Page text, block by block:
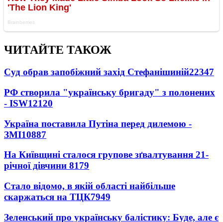
ЧИТАЙТЕ ТАКОЖ
Суд обрав запобіжний захід Стефанішиній22347
РФ створила "українську бригаду" з полонених
- ISW12120
Україна поставила Путіна перед дилемою -
ЗМІ10887
На Київщині сталося групове зґвалтування 21-
річної дівчини 8179
Стало відомо, в якій області найбільше
скаржаться на ТЦК7949
Зеленський про українську балістику: Буде, але є